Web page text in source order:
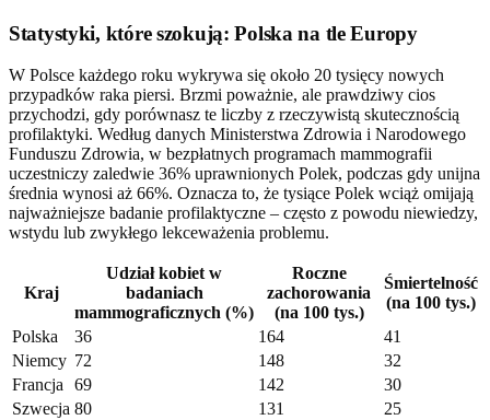
Statystyki, które szokują: Polska na tle Europy
W Polsce każdego roku wykrywa się około 20 tysięcy nowych
przypadków raka piersi. Brzmi poważnie, ale prawdziwy cios
przychodzi, gdy porównasz te liczby z rzeczywistą skutecznością
profilaktyki. Według danych Ministerstwa Zdrowia i Narodowego
Funduszu Zdrowia, w bezpłatnych programach mammografii
uczestniczy zaledwie 36% uprawnionych Polek, podczas gdy unijna
średnia wynosi aż 66%. Oznacza to, że tysiące Polek wciąż omijają
najważniejsze badanie profilaktyczne – często z powodu niewiedzy,
wstydu lub zwykłego lekceważenia problemu.
Kraj
Udział kobiet w
badaniach
mammograficznych (%)
Roczne
zachorowania
(na 100 tys.)
Śmiertelność
(na 100 tys.)
Polska
36 164
41
Niemcy 72 148
32
Francja
69 142
30
Szwecja 80 131 25